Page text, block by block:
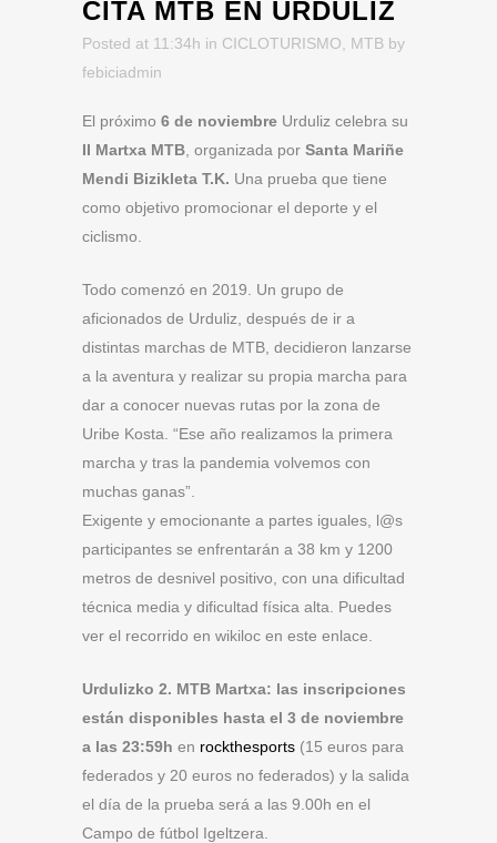
CITA MTB EN URDULIZ
Posted at 11:34h in CICLOTURISMO MTB by
febiciadmin
El próximo 6 de noviembre Urduliz celebra su
II Martxa MTB , organizada por Santa Mariñe
Mendi Bizikleta T.K. Una prueba que tiene
como objetivo promocionar el deporte y el
ciclismo.
Todo comenzó en 2019. Un grupo de
aficionados de Urduliz, después de ir a
distintas marchas de MTB, decidieron lanzarse
a la aventura y realizar su propia marcha para
dar a conocer nuevas rutas por la zona de
Uribe Kosta. “Ese año realizamos la primera
marcha y tras la pandemia volvemos con
muchas ganas”.
Exigente y emocionante a partes iguales, l@s
participantes se enfrentarán a 38 km y 1200
metros de desnivel positivo, con una dificultad
técnica media y dificultad física alta. Puedes
ver el recorrido en wikiloc en este enlace.
Urdulizko 2. MTB Martxa: las inscripciones
están disponibles hasta el 3 de noviembre
a las 23:59h en rockthesports (15 euros para
federados y 20 euros no federados) y la salida
el día de la prueba será a las 9.00h en el
Campo de fútbol Igeltzera.